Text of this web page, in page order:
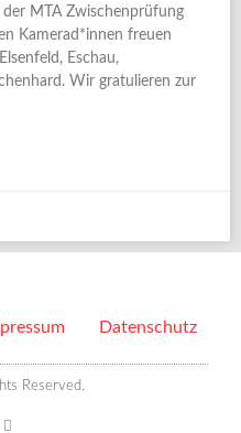
der MTA Zwischenprüfung
Kamerad*innen freuen
Eschau,
Wir gratulieren zur
Datenschutz
Reserved.